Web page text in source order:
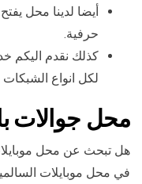
أيضا لدينا محل
حرفية.
كذلك نقدم اليكم
لكل انواع الشبكات
محل جوالات
هل تبحث عن محل
في محل موبايلات